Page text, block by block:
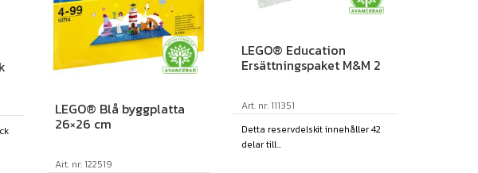
LEGO® Blå byggplatta
26×26 cm
Art. nr: 122519
LEGO® Education
Ersättningspaket M&M 2
Art. nr: 111351
Detta reservdelskit innehåller 42
delar till...